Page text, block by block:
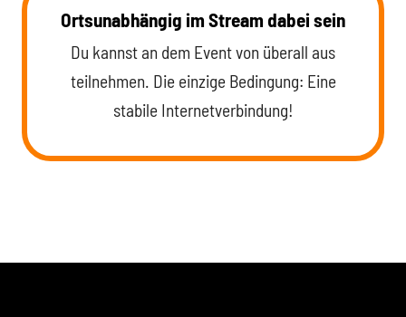
Ortsunabhängig im Stream dabei sein
Du kannst an dem Event von überall aus
teilnehmen. Die einzige Bedingung: Eine
stabile Internetverbindung!